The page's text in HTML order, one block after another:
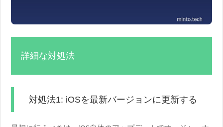
詳細な対処法
対処法1: iOSを最新バージョンに更新する